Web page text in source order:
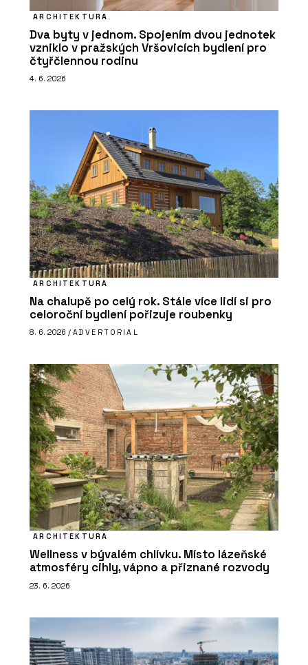
ARCHITEKTURA
Dva byty v jednom. Spojením dvou jednotek
vzniklo v pražských Vršovicích bydlení pro
čtyřčlennou rodinu
4. 6. 2026
ARCHITEKTURA
Na chalupě po celý rok. Stále více lidí si pro
celoroční bydlení pořizuje roubenky
8. 6. 2026 / ADVERTORIAL
ARCHITEKTURA
Wellness v bývalém chlívku. Místo lázeňské
atmosféry cihly, vápno a přiznané rozvody
23. 6. 2026